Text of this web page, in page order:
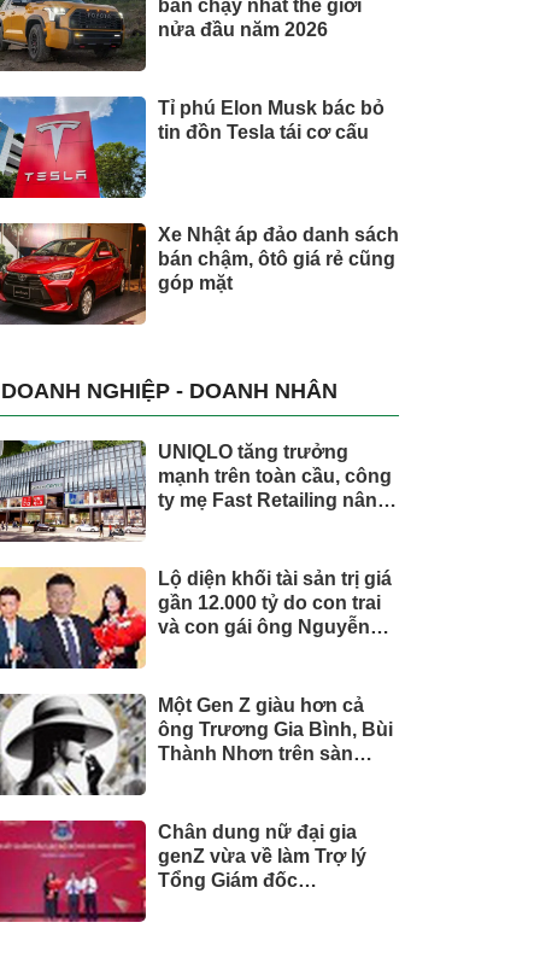
bán chạy nhất thế giới
nửa đầu năm 2026
Tỉ phú Elon Musk bác bỏ
tin đồn Tesla tái cơ cấu
Xe Nhật áp đảo danh sách
bán chậm, ôtô giá rẻ cũng
góp mặt
DOANH NGHIỆP - DOANH NHÂN
UNIQLO tăng trưởng
mạnh trên toàn cầu, công
ty mẹ Fast Retailing nâng
Lộ diện khối tài sản trị giá
gần 12.000 tỷ do con trai
và con gái ông Nguyễn
Một Gen Z giàu hơn cả
ông Trương Gia Bình, Bùi
Thành Nhơn trên sàn
Chân dung nữ đại gia
genZ vừa về làm Trợ lý
Tổng Giám đốc